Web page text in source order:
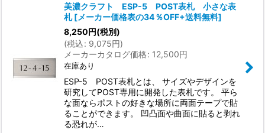
美濃クラフト ESP-5 POST表札 小さな表
札 [メーカー価格表の34％OFF+送料無料]
8,250円(税別)
(税込: 9,075円)
メーカーカタログ価格: 12,500円
在庫あり
ESP-5 POST表札とは、 サイズやデザインを
研究してPOST専用に開発した表札です。 平ら
な面ならポストの好きな場所に両面テープで貼
ることができます。 凹凸面や曲面に貼ると剥れ
る恐れが…